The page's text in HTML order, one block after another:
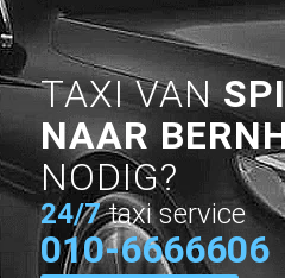
TAXI VAN
NAAR
NODIG?
24/7 taxi service
010-6666606